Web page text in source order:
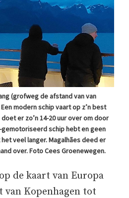
(grofweg de afstand van van
modern schip vaart op z’n best
er zo’n 14-20 uur over om door
gemotoriseerd schip hebt en geen
veel langer. Magalhães deed er
over. Foto Cees Groenewegen.
de kaart van Europa
Kopenhagen tot